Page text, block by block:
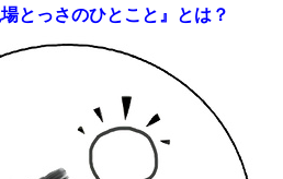
場とっさのひとこと』とは？